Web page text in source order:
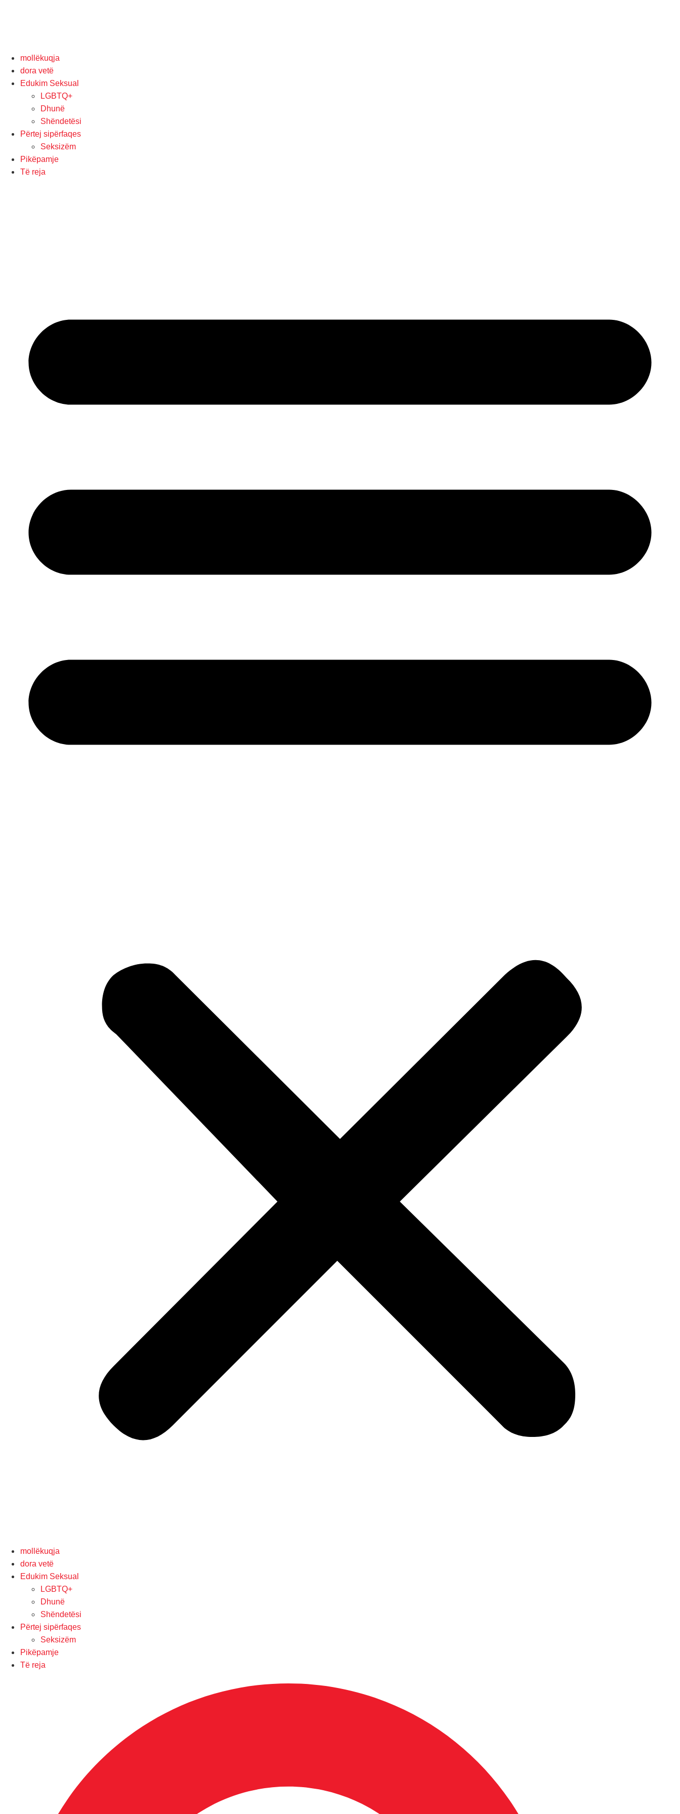
mollëkuqja
dora vetë
Edukim Seksual
LGBTQ+
Dhunë
Shëndetësi
Përtej sipërfaqes
Seksizëm
Pikëpamje
Të reja
mollëkuqja
dora vetë
Edukim Seksual
LGBTQ+
Dhunë
Shëndetësi
Përtej sipërfaqes
Seksizëm
Pikëpamje
Të reja